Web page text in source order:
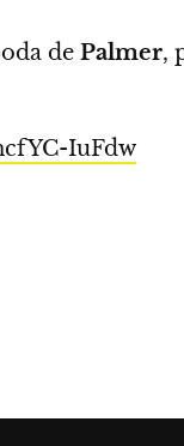
de Palmer,
IuFdw